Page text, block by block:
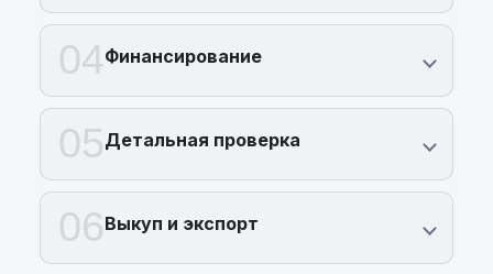
04Финансирование
05Детальная проверка
06Выкуп и экспорт